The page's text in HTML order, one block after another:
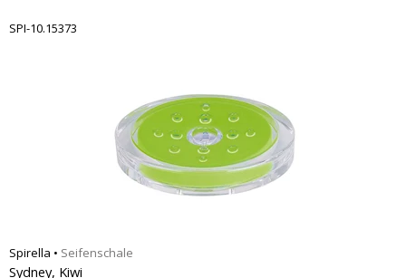
SPI-10.15373
Spirella • Seifenschale
Sydney, Kiwi